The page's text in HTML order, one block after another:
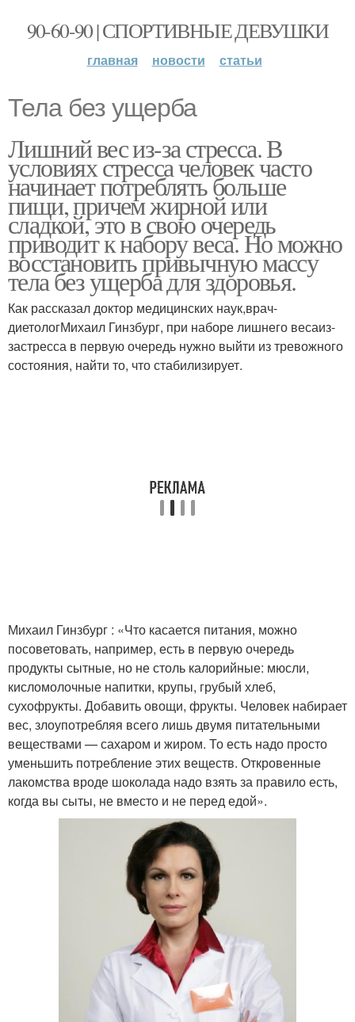
90-60-90 | СПОРТИВНЫЕ ДЕВУШКИ
главная новости статьи
Тела без ущерба
Лишний вес из-за стресса. В
условиях стресса человек часто
начинает потреблять больше
пищи, причем жирной или
сладкой, это в свою очередь
приводит к набору веса. Но можно
восстановить привычную массу
тела без ущерба для здоровья.
Как рассказал доктор медицинских наук,врач-
диетологМихаил Гинзбург, при наборе лишнего весаиз-
застресса в первую очередь нужно выйти из тревожного
состояния, найти то, что стабилизирует.
Михаил Гинзбург : «Что касается питания, можно
посоветовать, например, есть в первую очередь
продукты сытные, но не столь калорийные: мюсли,
кисломолочные напитки, крупы, грубый хлеб,
сухофрукты. Добавить овощи, фрукты. Человек набирает
вес, злоупотребляя всего лишь двумя питательными
веществами — сахаром и жиром. То есть надо просто
уменьшить потребление этих веществ. Откровенные
лакомства вроде шоколада надо взять за правило есть,
когда вы сыты, не вместо и не перед едой».